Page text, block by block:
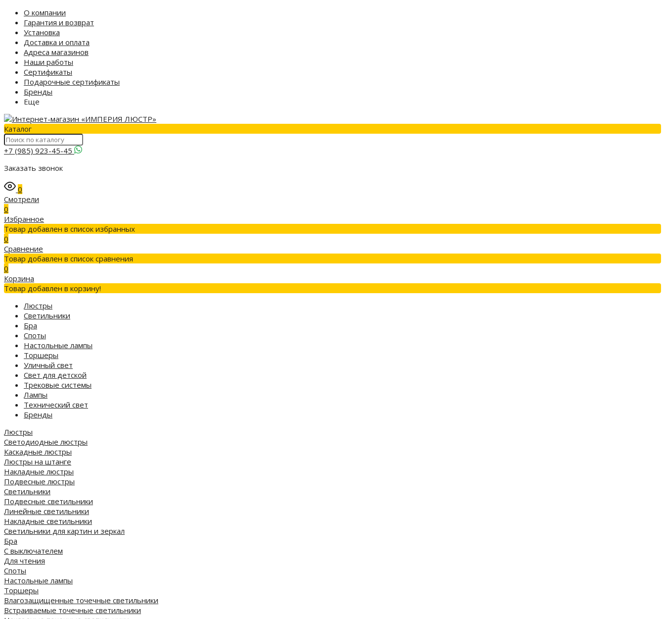
О компании
Гарантия и возврат
Установка
Доставка и оплата
Адреса магазинов
Наши работы
Сертификаты
Подарочные сертификаты
Бренды
Еще
Каталог
+7 (985) 923-45-45
Заказать звонок
0
Смотрели
0
Избранное
Товар добавлен в список избранных
0
Сравнение
Товар добавлен в список сравнения
0
Корзина
Товар добавлен в корзину!
Люстры
Светильники
Бра
Споты
Настольные лампы
Торшеры
Уличный свет
Свет для детской
Трековые системы
Лампы
Технический свет
Бренды
Люстры
Светодиодные люстры
Каскадные люстры
Люстры на штанге
Накладные люстры
Подвесные люстры
Светильники
Подвесные светильники
Линейные светильники
Накладные светильники
Светильники для картин и зеркал
Бра
С выключателем
Для чтения
Споты
Настольные лампы
Торшеры
Влагозащищенные точечные светильники
Встраиваемые точечные светильники